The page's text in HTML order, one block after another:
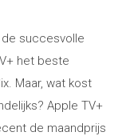
succesvolle
het beste
Maar, wat kost
Apple TV+
de maandprijs